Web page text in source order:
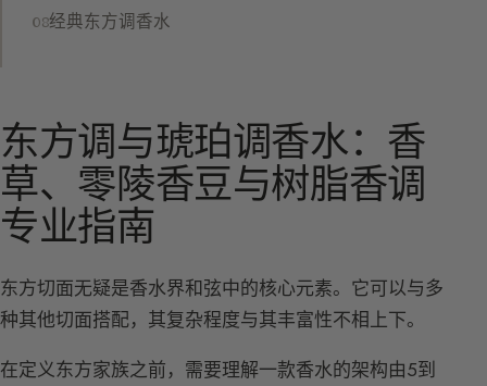
经典东方调香水
东方调与琥珀调香水：香
草、零陵香豆与树脂香调
专业指南
东方切面无疑是香水界和弦中的核心元素。它可以与多
种其他切面搭配，其复杂程度与其丰富性不相上下。
在定义东方家族之前，需要理解一款香水的架构由5到